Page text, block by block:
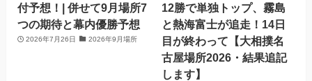
付予想！| 併せて9月場所7
つの期待と幕内優勝予想
2026年7月26日 2026年9月場所
12勝で単独トップ、霧島
と熱海富士が追走！14日
目が終わって【大相撲名
古屋場所2026・結果追記
します】